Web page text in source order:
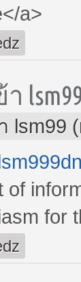
a>
lsm99
of
for